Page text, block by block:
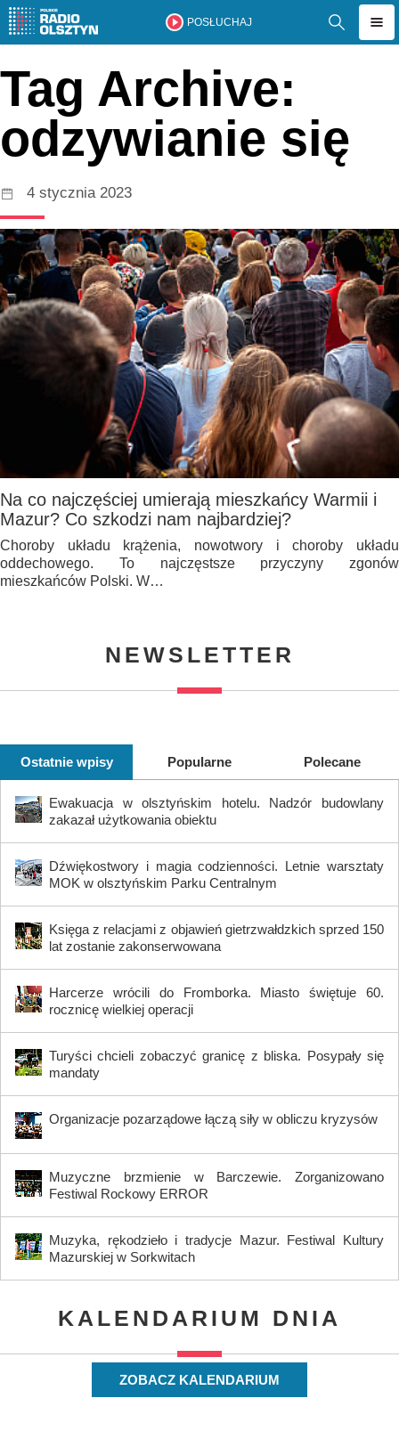
POSŁUCHAJ
Tag Archive:
odzywianie się
4 stycznia 2023
Na co najczęściej umierają mieszkańcy Warmii i
Mazur? Co szkodzi nam najbardziej?
Choroby układu krążenia, nowotwory i choroby układu
oddechowego. To najczęstsze przyczyny zgonów
mieszkańców Polski. W…
NEWSLETTER
Ostatnie wpisy Popularne Polecane
Ewakuacja w olsztyńskim hotelu. Nadzór budowlany
zakazał użytkowania obiektu
Dźwiękostwory i magia codzienności. Letnie warsztaty
MOK w olsztyńskim Parku Centralnym
Księga z relacjami z objawień gietrzwałdzkich sprzed 150
lat zostanie zakonserwowana
Harcerze wrócili do Fromborka. Miasto świętuje 60.
rocznicę wielkiej operacji
Turyści chcieli zobaczyć granicę z bliska. Posypały się
mandaty
Organizacje pozarządowe łączą siły w obliczu kryzysów
Muzyczne brzmienie w Barczewie. Zorganizowano
Festiwal Rockowy ERROR
Muzyka, rękodzieło i tradycje Mazur. Festiwal Kultury
Mazurskiej w Sorkwitach
KALENDARIUM DNIA
ZOBACZ KALENDARIUM